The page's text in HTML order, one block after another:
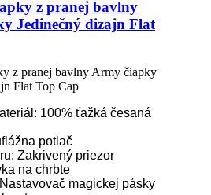
z pranej bavlny
Jedinečný dizajn Flat
z pranej bavlny Army čiapky
Flat Top Cap
100% ťažká česaná
potlač
Zakrivený priezor
na chrbte
magickej pásky